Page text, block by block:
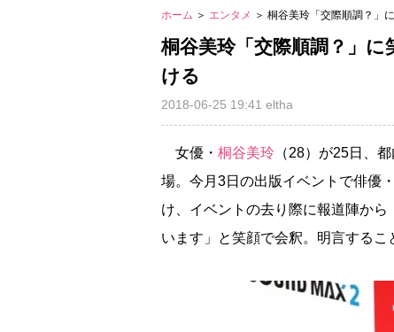
ホーム ＞ エンタメ ＞ 桐谷美玲「交際順調？」
桐谷美玲「交際順調？」
ける
2018-06-25 19:41 eltha
女優・ 桐谷美玲 （28）が25日、
場。今月3日の出版イベントで俳優・
け、イベントの去り際に報道陣か
います」と笑顔で会釈。明言するこ